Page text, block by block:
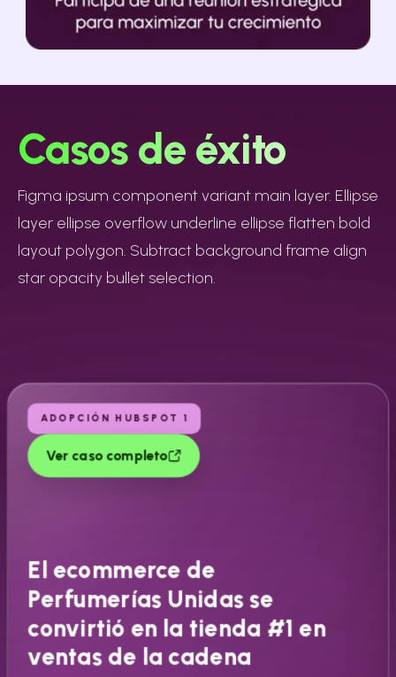
Casos de éxito
Figma ipsum component variant main layer. Ellipse
layer ellipse overflow underline ellipse flatten bold
layout polygon. Subtract background frame align
star opacity bullet selection.
ADOPCIÓN HUBSPOT 1
Ver caso completo
El ecommerce de
Perfumerías Unidas se
convirtió en la tienda #1 en
ventas de la cadena